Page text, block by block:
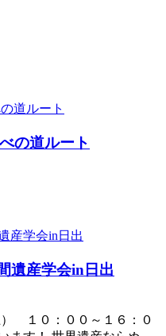
の道ルート
遺産学会in日出
） １０：００～１６：０